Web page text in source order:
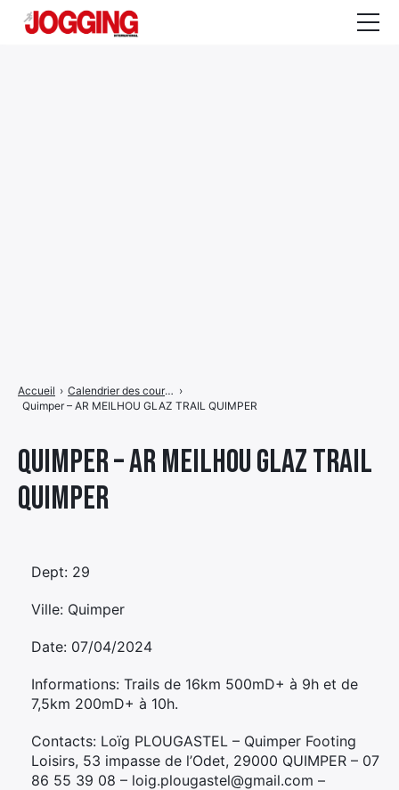
Quimper – AR MEILHOU GLAZ TRAIL
QUIMPER
Accueil › Calendrier des courses ›
Quimper – AR MEILHOU GLAZ TRAIL QUIMPER
Dept: 29
Ville: Quimper
Date: 07/04/2024
Informations: Trails de 16km 500mD+ à 9h et de
7,5km 200mD+ à 10h.
Contacts: Loïg PLOUGASTEL – Quimper Footing
Loisirs, 53 impasse de l’Odet, 29000 QUIMPER – 07
86 55 39 08 – loig.plougastel@gmail.com –
de
menu
Élément
de
Élément
de